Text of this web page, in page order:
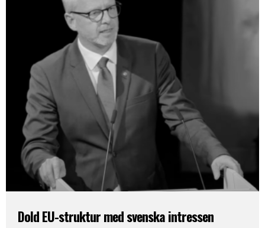
Dold EU-struktur med svenska intressen